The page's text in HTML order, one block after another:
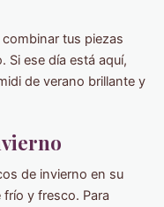
tus piezas
Si ese día está aquí,
de verano brillante y
de invierno en su
y fresco. Para